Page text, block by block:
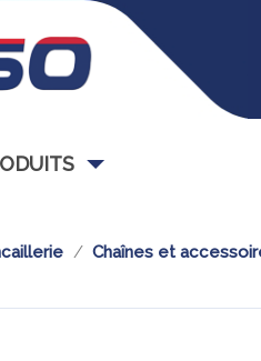
Chaînes et